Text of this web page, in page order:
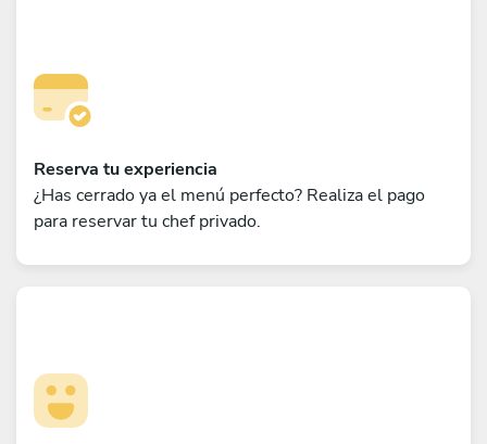
Reserva tu experiencia
¿Has cerrado ya el menú perfecto? Realiza el pago
para reservar tu chef privado.